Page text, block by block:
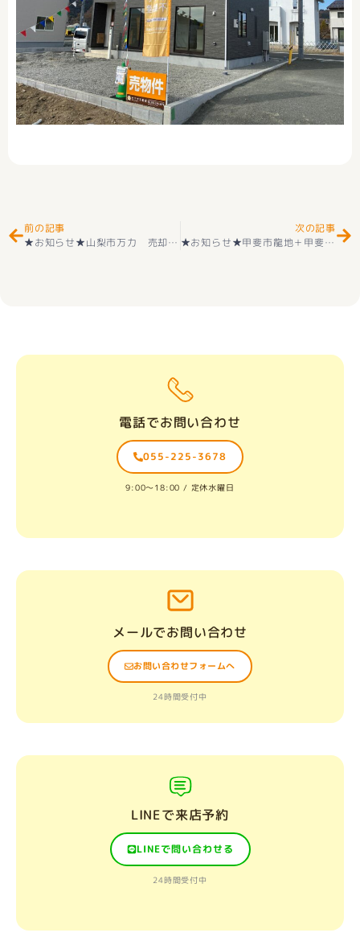
前の記事
★お知らせ★山梨市万力 売却相談 ありがとうございました(^_-)-
次の記事
★お知らせ★甲斐市龍地＋甲斐市竜王 新築建売住宅(^_-)-☆ – 現地販売会開催(‘◇’)ゞ12月4日（土）～12月5日（日）
電話でお問い合わせ
055-225-3678
9:00〜18:00 / 定休水曜日
メールでお問い合わせ
お問い合わせフォームへ
24時間受付中
LINEで来店予約
LINEで問い合わせる
24時間受付中